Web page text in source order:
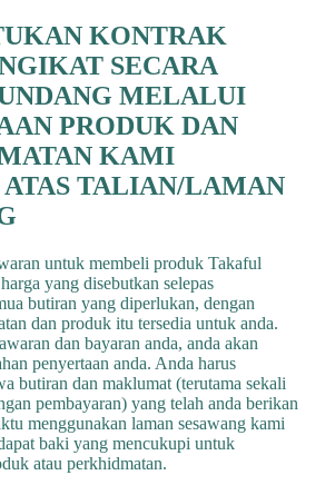
KONTRAK
SECARA
MELALUI
PRODUK DAN
KAMI
TALIAN/LAMAN
untuk membeli produk Takaful
yang disebutkan selepas
butiran yang diperlukan, dengan
dan produk itu tersedia untuk anda.
dan bayaran anda, anda akan
penyertaan anda. Anda harus
butiran dan maklumat (terutama sekali
pembayaran) yang telah anda berikan
menggunakan laman sesawang kami
baki yang mencukupi untuk
atau perkhidmatan.